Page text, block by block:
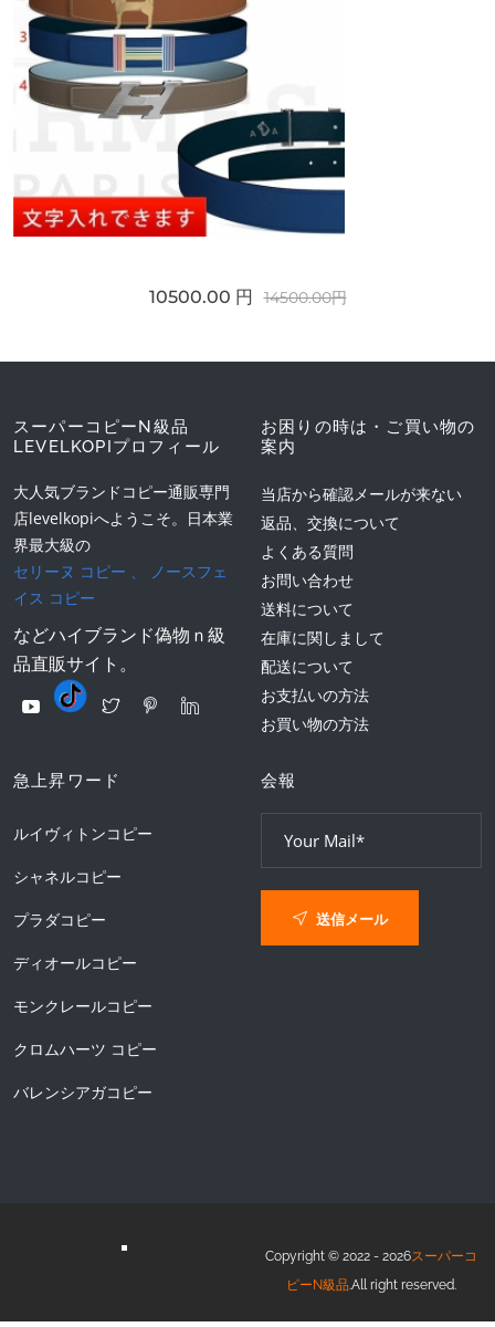
10500.00 円 14500.00円
スーパーコピーN級品
LEVELKOPIプロフィール
大人気ブランドコピー通販専門
店levelkopiへようこそ。日本業
界最大級の
セリーヌ コピー 、
ノースフェ
イス コピー
などハイブランド偽物ｎ級
品直販サイト。
お困りの時は・ご買い物の
案内
当店から確認メールが来ない
返品、交換について
よくある質問
お問い合わせ
送料について
在庫に関しまして
配送について
お支払いの方法
お買い物の方法
急上昇ワード
ルイヴィトンコピー
シャネルコピー
プラダコピー
ディオールコピー
モンクレールコピー
クロムハーツ コピー
バレンシアガコピー
会報
送信メール
Copyright © 2022 - 2026スーパーコ
ピーN級品.All right reserved.